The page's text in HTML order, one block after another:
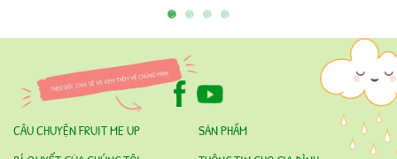
CÂU CHUYỆN FRUIT ME UP
SẢN PHẨM